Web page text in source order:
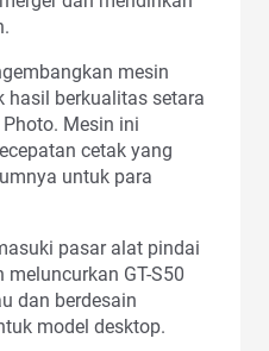
mesin
hasil berkualitas setara
Mesin ini
cetak yang
untuk para
pasar alat pindai
meluncurkan GT-S50
dan berdesain
model desktop.